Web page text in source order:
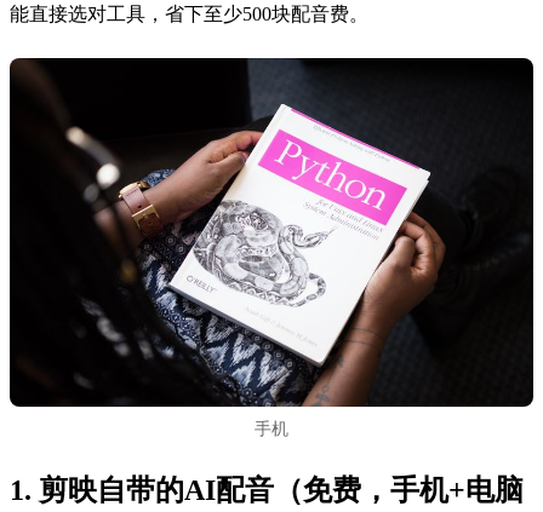
能直接选对工具，省下至少500块配音费。
手机
1. 剪映自带的AI配音（免费，手机+电脑